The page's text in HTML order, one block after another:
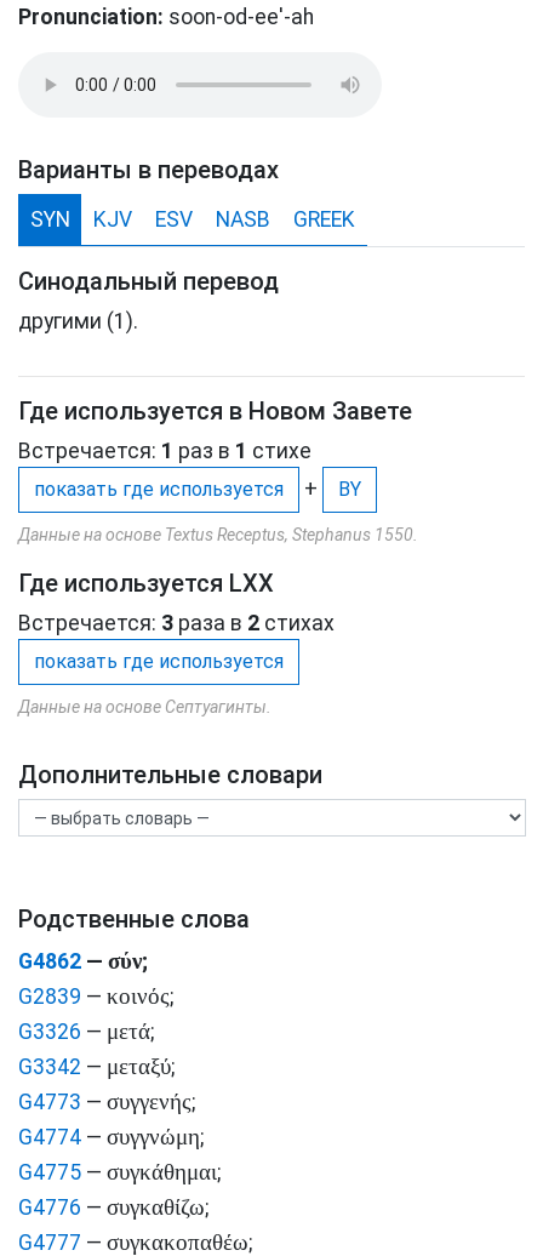
Pronunciation: soon-od-ee'-ah
Варианты в переводах
SYN KJV ESV NASB GREEK
Синодальный перевод
другими (1).
Где используется в Новом Завете
Встречается: 1 раз в 1 стихе
показать где используется + BY
Данные на основе Textus Receptus, Stephanus 1550.
Где используется LXX
Встречается: 3 раза в 2 стихах
показать где используется
Данные на основе Септуагинты.
Дополнительные словари
Родственные слова
G4862 — σύν;
G2839 — κοινός;
G3326 — μετά;
G3342 — μεταξύ;
G4773 — συγγενής;
G4774 — συγγνώμη;
G4775 — συγκάθημαι;
G4776 — συγκαθίζω;
G4777 — συγκακοπαθέω;